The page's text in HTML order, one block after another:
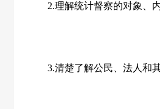
2.理解统计督察的对象、
3.清楚了解公民、法人和